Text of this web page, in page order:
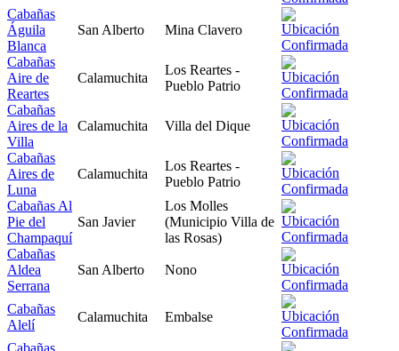
Cabañas
Águila
Blanca
San Alberto Mina Clavero
Cabañas
Aire de
Reartes
Calamuchita
Los Reartes -
Pueblo Patrio
Cabañas
Aires de la
Villa
Calamuchita Villa del Dique
Cabañas
Aires de
Luna
Calamuchita
Los Reartes -
Pueblo Patrio
Cabañas Al
Pie del
Champaquí
San Javier
Los Molles
(Municipio Villa de
las Rosas)
Cabañas
Aldea
Serrana
San Alberto Nono
Cabañas
Alelí
Calamuchita Embalse